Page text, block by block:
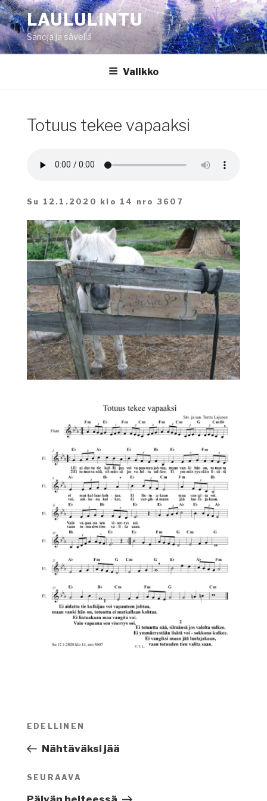
Siirry
sisältöönLAULULINTU
Sanoja ja säveliä
Valikko
Totuus tekee vapaaksi
Su 12.1.2020 klo 14 nro 3607
Artikkelien
Edellinen
artikkeli
EDELLINEN
Nähtäväksi jää
Seuraava
artikkeli
SEURAAVA